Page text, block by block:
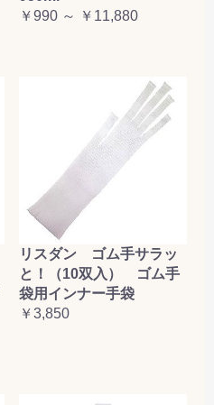
￥990 ～ ￥11,880
リスダン ゴム手サラッ
と！（10双入） ゴム手
袋用インナー手袋
￥3,850